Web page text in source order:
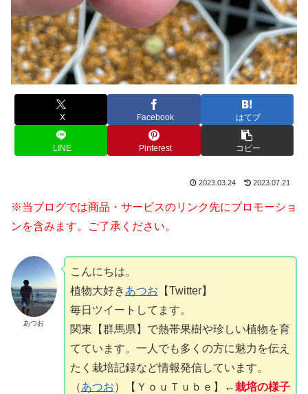
X Facebook はてブ
LINE Pinterest コピー
2023.03.24 2023.07.21
※当ブログでは商品・サービスのリンク先にプロモーショ
ンを含みます。ご了承ください。
あつお
こんにちは。
植物大好き あつお 【Twitter】
毎日ツイートしてます。
関東【群馬県】で熱帯果樹や珍しい植物を育
てています。一人でも多くの方に魅力を伝え
たく栽培記録など情報発信しています。
（あつお）【ＹｏｕＴｕｂｅ】←栽培の様子